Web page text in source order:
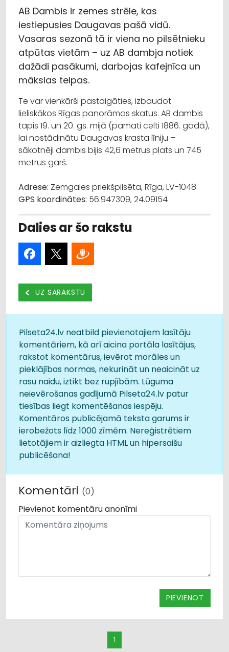
AB Dambis ir zemes strēle, kas
iestiepusies Daugavas pašā vidū.
Vasaras sezonā tā ir viena no pilsētnieku
atpūtas vietām – uz AB dambja notiek
dažādi pasākumi, darbojas kafejnīca un
mākslas telpas.
Te var vienkārši pastaigāties, izbaudot
lieliskākos Rīgas panorāmas skatus. AB dambis
tapis 19. un 20. gs. mijā (pamati celti 1886. gadā),
lai nostādinātu Daugavas krasta līniju –
sākotnēji dambis bijis 42,6 metrus plats un 745
metrus garš.
Adrese: Zemgales priekšpilsēta, Rīga, LV-1048
GPS koordinātes: 56.947309, 24.09154
Dalies ar šo rakstu
UZ SARAKSTU
Pilseta24.lv neatbild pievienotajiem lasītāju
komentāriem, kā arī aicina portāla lasītājus,
rakstot komentārus, ievērot morāles un
pieklājības normas, nekurināt un neaicināt uz
rasu naidu, iztikt bez rupjībām. Lūguma
neievērošanas gadījumā Pilseta24.lv patur
tiesības liegt komentēšanas iespēju.
Komentāros publicējamā teksta garums ir
ierobežots līdz 1000 zīmēm. Nereģistrētiem
lietotājiem ir aizliegta HTML un hipersaišu
publicēšana!
Komentāri (0)
Pievienot komentāru anonīmi
PIEVIENOT
1